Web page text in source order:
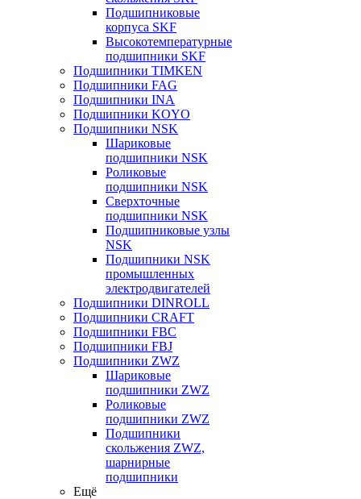
Подшипниковые
корпуса SKF
Высокотемпературные
подшипники SKF
Подшипники TIMKEN
Подшипники FAG
Подшипники INA
Подшипники KOYO
Подшипники NSK
Шариковые
подшипники NSK
Роликовые
подшипники NSK
Сверхточные
подшипники NSK
Подшипниковые узлы
NSK
Подшипники NSK
промышленных
электродвигателей
Подшипники DINROLL
Подшипники CRAFT
Подшипники FBC
Подшипники FBJ
Подшипники ZWZ
Шариковые
подшипники ZWZ
Роликовые
подшипники ZWZ
Подшипники
скольжения ZWZ,
шарнирные
подшипники
Ещё